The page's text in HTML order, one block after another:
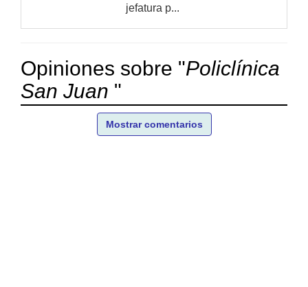
jefatura p...
Opiniones sobre "Policlínica
San Juan "
Mostrar comentarios